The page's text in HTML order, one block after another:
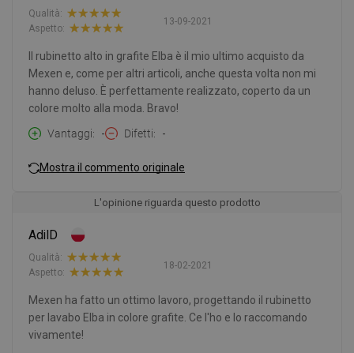
13-09-2021
Qualità:
Aspetto:
Il rubinetto alto in grafite Elba è il mio ultimo acquisto da
Mexen e, come per altri articoli, anche questa volta non mi
hanno deluso. È perfettamente realizzato, coperto da un
colore molto alla moda. Bravo!
Vantaggi
- Difetti -
Mostra il commento originale
L'opinione riguarda questo prodotto
AdilD
18-02-2021
Qualità:
Aspetto:
Mexen ha fatto un ottimo lavoro, progettando il rubinetto
per lavabo Elba in colore grafite. Ce l'ho e lo raccomando
vivamente!